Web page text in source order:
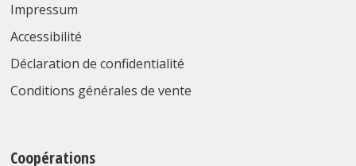
Impressum
Accessibilité
Déclaration de confidentialité
Conditions générales de vente
Coopérations